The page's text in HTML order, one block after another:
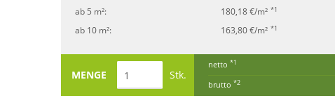
ab 5 m²: 180,18 €/m² *1
ab 10 m²: 163,80 €/m² *1
MENGE Stk.
netto *1
brutto *2